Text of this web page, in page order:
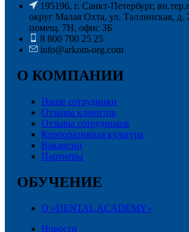
195196, г. Санкт-Петербург,
округ Малая Охта, ул. Таллинская, д.
помещ. 7Н, офис ЗБ
8 800 700 25 25
info@arkom-org.com
О КОМПАНИИ
Наши сотрудники
Отзывы клиентов
Отзывы сотрудников
Корпоративная культура
Вакансии
Партнёры
ОБУЧЕНИЕ
О «DENTAL ACADEMY»
Новости